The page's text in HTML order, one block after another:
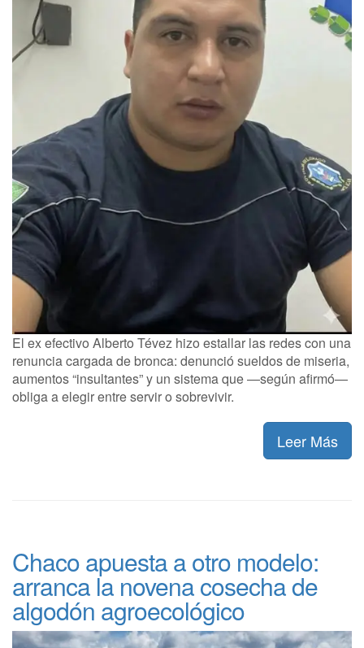
El ex efectivo Alberto Tévez hizo estallar las redes con una
renuncia cargada de bronca: denunció sueldos de miseria,
aumentos “insultantes” y un sistema que —según afirmó—
obliga a elegir entre servir o sobrevivir.
Leer Más
Chaco apuesta a otro modelo:
arranca la novena cosecha de
algodón agroecológico